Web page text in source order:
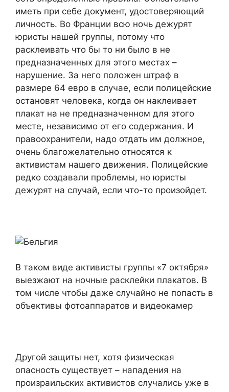
иметь при себе документ, удостоверяющий
личность. Во Франции всю ночь дежурят
юристы нашей группы, потому что
расклеивать что бы то ни было в не
предназначенных для этого местах –
нарушение. За него положен штраф в
размере 64 евро в случае, если полицейские
остановят человека, когда он наклеивает
плакат на не предназначенном для этого
месте, независимо от его содержания. И
правоохранители, надо отдать им должное,
очень благожелательно относятся к
активистам нашего движения. Полицейские
редко создавали проблемы, но юристы
дежурят на случай, если что-то произойдет.
В таком виде активисты группы «7 октября»
выезжают на ночные расклейки плакатов. В
том числе чтобы даже случайно не попасть в
объективы фотоаппаратов и видеокамер
Другой защиты нет, хотя физическая
опасность существует – нападения на
произраильских активистов случались уже в